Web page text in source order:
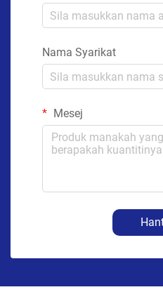
Nama Syarikat
Mesej